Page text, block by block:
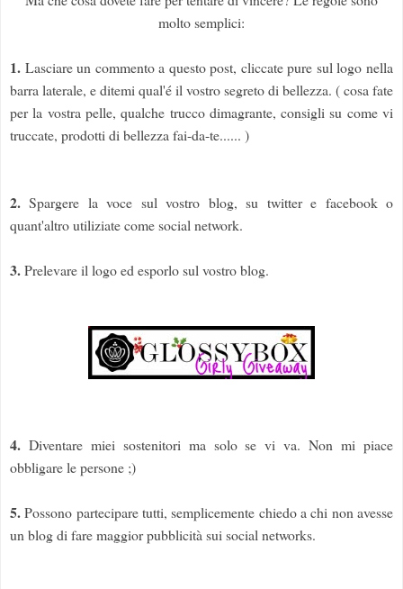
molto semplici:
1. Lasciare un commento a questo post, cliccate pure sul logo nella
barra laterale, e ditemi qual'é il vostro segreto di bellezza. ( cosa fate
per la vostra pelle, qualche trucco dimagrante, consigli su come vi
truccate, prodotti di bellezza fai-da-te...... )
2. Spargere la voce sul vostro blog, su twitter e facebook o
quant'altro utiliziate come social network.
3.Prelevare il logo ed esporlo sul vostro blog.
4. Diventare miei sostenitori ma solo se vi va. Non mi piace
obbligare le persone ;)
5.Possono partecipare tutti, semplicemente chiedo a chi non avesse
un blog di fare maggior pubblicità sui social networks.